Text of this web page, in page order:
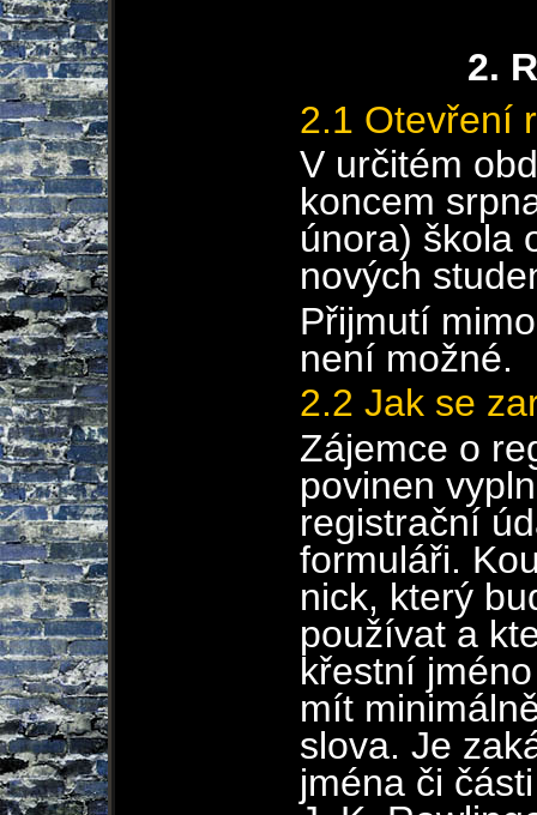
2.
2.1 Otevření
V určitém
koncem
února) škola
nových
Přijmutí
není možné.
2.2 Jak se
Zájemce o
povinen
registrační
formuláři.
nick, který
používat a
křestní
mít
slova. Je
jména či